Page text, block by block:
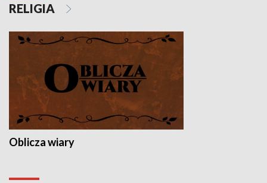
RELIGIA
Oblicza wiary